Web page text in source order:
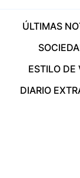
ÚLTIMAS
ESTILO DE
DIARIO